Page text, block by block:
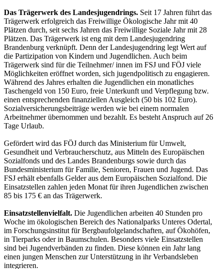
Das Trägerwerk des Landesjugendrings. Seit 17 Jahren führt das
Trägerwerk erfolgreich das Freiwillige Ökologische Jahr mit 40
Plätzen durch, seit sechs Jahren das Freiwillige Soziale Jahr mit 28
Plätzen. Das Trägerwerk ist eng mit dem Landesjugendring
Brandenburg verknüpft. Denn der Landesjugendring legt Wert auf
die Partizipation von Kindern und Jugendlichen. Auch beim
Trägerwerk sind für die Teilnehmer/ innen im FSJ und FÖJ viele
Möglichkeiten eröffnet worden, sich jugendpolitisch zu engagieren.
Während des Jahres erhalten die Jugendlichen ein monatliches
Taschengeld von 150 Euro, freie Unterkunft und Verpflegung bzw.
einen entsprechenden finanziellen Ausgleich (50 bis 102 Euro).
Sozialversicherungsbeiträge werden wie bei einem normalen
Arbeitnehmer übernommen und bezahlt. Es besteht Anspruch auf 26
Tage Urlaub.
Gefördert wird das FÖJ durch das Ministerium für Umwelt,
Gesundheit und Verbraucherschutz, aus Mitteln des Europäischen
Sozialfonds und des Landes Brandenburgs sowie durch das
Bundesministerium für Familie, Senioren, Frauen und Jugend. Das
FSJ erhält ebenfalls Gelder aus dem Europäischen Sozialfond. Die
Einsatzstellen zahlen jeden Monat für ihren Jugendlichen zwischen
85 bis 175 € an das Trägerwerk.
Einsatzstellenvielfalt. Die Jugendlichen arbeiten 40 Stunden pro
Woche im ökologischen Bereich des Nationalparks Unteres Odertal,
im Forschungsinstitut für Bergbaufolgelandschaften, auf Ökohöfen,
in Tierparks oder in Baumschulen. Besonders viele Einsatzstellen
sind bei Jugendverbänden zu finden. Diese können ein Jahr lang
einen jungen Menschen zur Unterstützung in ihr Verbandsleben
integrieren.